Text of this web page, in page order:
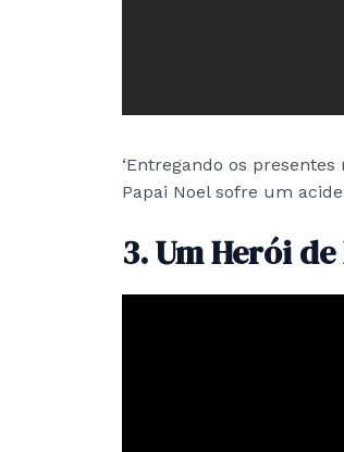
‘Entregando os
Papai Noel sofre um
3. Um Herói